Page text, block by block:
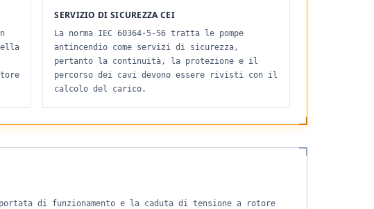
SERVIZIO DI SICUREZZA CEI
La norma IEC 60364-5-56 tratta le pompe
antincendio come servizi di sicurezza,
pertanto la continuità, la protezione e il
percorso dei cavi devono essere rivisti con il
calcolo del carico.
di funzionamento e la caduta di tensione a rotore